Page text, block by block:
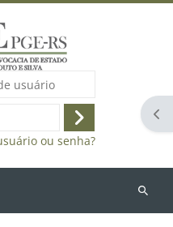
Acessar
ou senha?
Buscar